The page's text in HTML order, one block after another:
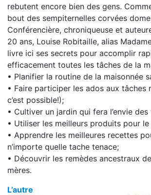
rebutent encore bien des gens.
bout des sempiternelles corvées
Conférencière, chroniqueuse et
20 ans, Louise Robitaille, alias
livre ici ses secrets pour accomplir
efficacement toutes les tâches de la
• Planifier la routine de la maisonnée
• Faire participer les ados aux tâches
c’est possible!);
• Cultiver un jardin qui fera l’envie des
• Utiliser les meilleurs produits pour le
• Apprendre les meilleures recettes
n’importe quelle tache tenace;
• Découvrir les remèdes ancestraux
mères.
L’autre